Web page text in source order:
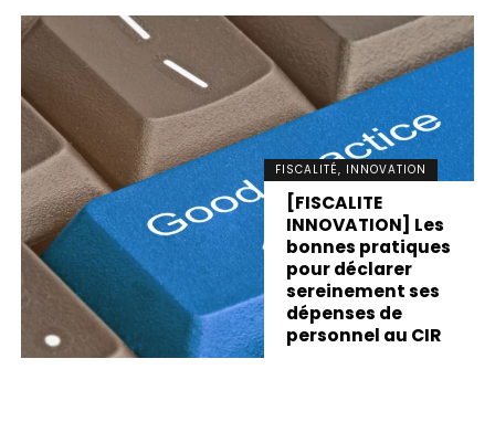
FISCALITÉ, INNOVATION
[FISCALITE
INNOVATION] Les
bonnes pratiques
pour déclarer
sereinement ses
dépenses de
personnel au CIR